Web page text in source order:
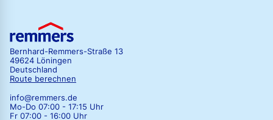
Bernhard-Remmers-Straße 13
49624 Löningen
Deutschland
Route berechnen
info@remmers.de
Mo-Do 07:00 - 17:15 Uhr
Fr 07:00 - 16:00 Uhr